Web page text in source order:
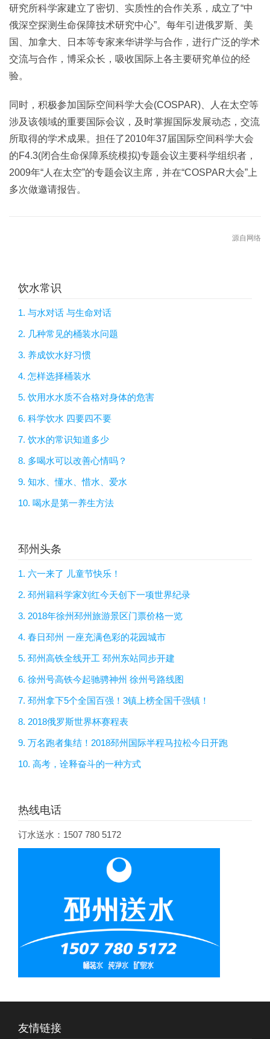
研究所科学家建立了密切、实质性的合作关系，成立了“中
俄深空探测生命保障技术研究中心”。每年引进俄罗斯、美
国、加拿大、日本等专家来华讲学与合作，进行广泛的学术
交流与合作，博采众长，吸收国际上各主要研究单位的经
验。
同时，积极参加国际空间科学大会(COSPAR)、人在太空等
涉及该领域的重要国际会议，及时掌握国际发展动态，交流
所取得的学术成果。担任了2010年37届国际空间科学大会
的F4.3(闭合生命保障系统模拟)专题会议主要科学组织者，
2009年“人在太空”的专题会议主席，并在“COSPAR大会”上
多次做邀请报告。
源自网络
饮水常识
1. 与水对话 与生命对话
2. 几种常见的桶装水问题
3. 养成饮水好习惯
4. 怎样选择桶装水
5. 饮用水水质不合格对身体的危害
6. 科学饮水 四要四不要
7. 饮水的常识知道多少
8. 多喝水可以改善心情吗？
9. 知水、懂水、惜水、爱水
10. 喝水是第一养生方法
邳州头条
1. 六一来了 儿童节快乐！
2. 邳州籍科学家刘红今天创下一项世界纪录
3. 2018年徐州邳州旅游景区门票价格一览
4. 春日邳州 一座充满色彩的花园城市
5. 邳州高铁全线开工 邳州东站同步开建
6. 徐州号高铁今起驰骋神州 徐州号路线图
7. 邳州拿下5个全国百强！3镇上榜全国千强镇！
8. 2018俄罗斯世界杯赛程表
9. 万名跑者集结！2018邳州国际半程马拉松今日开跑
10. 高考，诠释奋斗的一种方式
热线电话
订水送水：1507 780 5172
友情链接